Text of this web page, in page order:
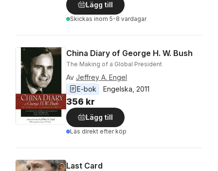
Lägg till
Skickas inom 5-8 vardagar
China Diary of George H. W. Bush
The Making of a Global President
Av Jeffrey A. Engel
E-bok
Engelska 2011
356 kr
Lägg till
Läs direkt efter köp
Last Card